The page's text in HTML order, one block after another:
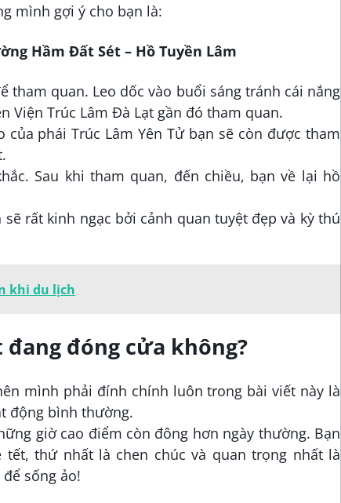
mình gợi ý cho bạn là:
Hầm Đất Sét – Hồ Tuyền Lâm
tham quan. Leo dốc vào buổi sáng tránh cái nắng
Viện Trúc Lâm Đà Lạt gần đó tham quan.
phái Trúc Lâm Yên Tử bạn sẽ còn được tham
Sau khi tham quan, đến chiều, bạn về lại hồ
rất kinh ngạc bởi cảnh quan tuyệt đẹp và kỳ thú
khi du lịch
đóng cửa không?
mình phải đính chính luôn trong bài viết này là
động bình thường.
giờ cao điểm còn đông hơn ngày thường. Bạn
thứ nhất là chen chúc và quan trọng nhất là
sống ảo!